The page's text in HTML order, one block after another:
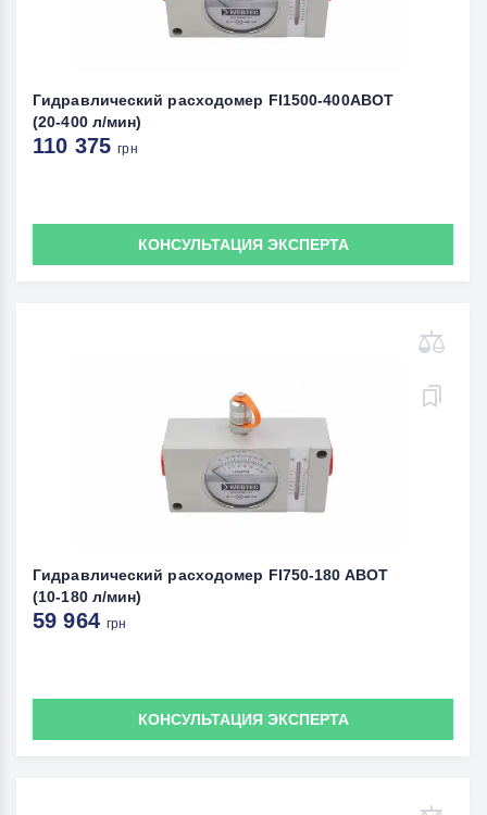
Гидравлический расходомер FI1500-400ABOT
(20-400 л/мин)
110 375грн
КОНСУЛЬТАЦИЯ ЭКСПЕРТА
Гидравлический расходомер FI750-180 ABOT
(10-180 л/мин)
59 964грн
КОНСУЛЬТАЦИЯ ЭКСПЕРТА